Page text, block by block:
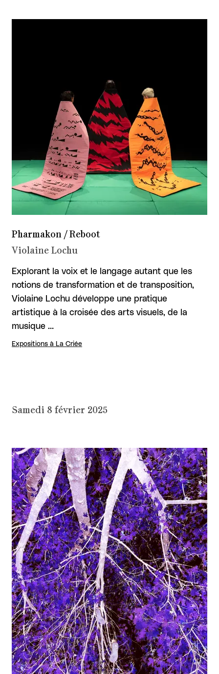
Pharmakon / Reboot
Violaine Lochu
Explorant la voix et le langage autant que les
notions de transformation et de transposition,
Violaine Lochu développe une pratique
artistique à la croisée des arts visuels, de la
musique …
Expositions à La Criée
Samedi 8 février 2025